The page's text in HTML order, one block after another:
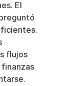
El
flujos